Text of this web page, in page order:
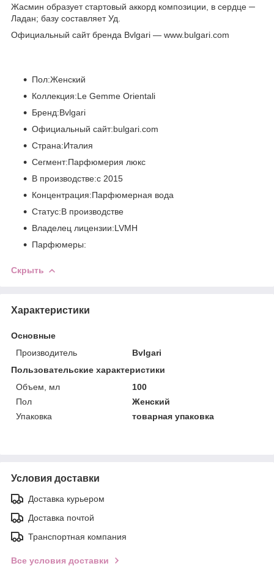
Жасмин образует стартовый аккорд композиции, в сердце ─
Ладан; базу составляет Уд.
Официальный сайт бренда Bvlgari — www.bulgari.com
Пол:Женский
Коллекция:Le Gemme Orientali
Бренд:Bvlgari
Официальный сайт:bulgari.com
Страна:Италия
Сегмент:Парфюмерия люкс
В производстве:с 2015
Концентрация:Парфюмерная вода
Статус:В производстве
Владелец лицензии:LVMH
Парфюмеры:
Скрыть
Характеристики
Основные
Производитель
Bvlgari
Пользовательские характеристики
Объем, мл
100
Пол
Женский
Упаковка
товарная упаковка
Условия доставки
Доставка курьером
Доставка почтой
Транспортная компания
Все условия доставки